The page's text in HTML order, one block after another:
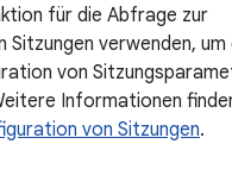
für die Abfrage zur
Sitzungen verwenden,
von
Informationen
von Sitzungen.